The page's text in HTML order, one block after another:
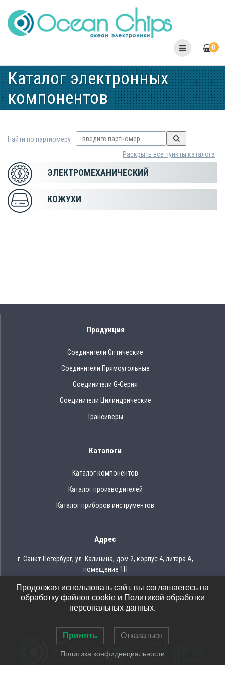
to
content
0
Каталог электронных
компонентов
Найти по партномеру
Раскрыть все пункты каталога
ЭЛЕКТРОМЕХАНИЧЕСКИЙ
КОЖУХИ
Продукция
Соединители Оптические
Соединители Прямоугольные
Соединители G-Серия
Соединители Цилиндрические
Трансиверы
Каталоги
Каталог компонентов
Каталог производителей
Каталог приборов инструментов
Адрес
г. Санкт-Петербург, ул. Калинина, дом 2, корпус 4, литера А,
помещение 1Н
Тел.: 8 (812) 309-75-97
Email: ocean@oceanchips.ru
Продолжая использовать сайт, вы соглашаетесь на
обработку файлов cookie и Политикой обработки
персональных данных.
Принять Отказаться
Политика конфиденциальности